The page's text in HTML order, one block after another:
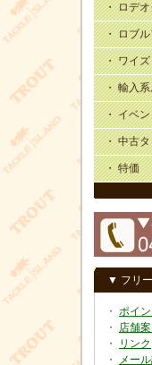
・ ロデ
・ ロブ
・ ワイズ
・ 輸入
・ イベン
・ 中古
・ 特価
▼ フリ
・ ポイ
・ 店舗
・
リンク
・
メー